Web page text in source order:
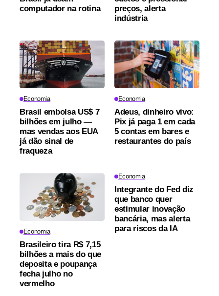
computador na rotina
preços, alerta
indústria
Economia
Brasil embolsa US$ 7
bilhões em julho —
mas vendas aos EUA
já dão sinal de
fraqueza
Economia
Adeus, dinheiro vivo:
Pix já paga 1 em cada
5 contas em bares e
restaurantes do país
Economia
Brasileiro tira R$ 7,15
bilhões a mais do que
deposita e poupança
fecha julho no
vermelho
Economia
Integrante do Fed diz
que banco quer
estimular inovação
bancária, mas alerta
para riscos da IA